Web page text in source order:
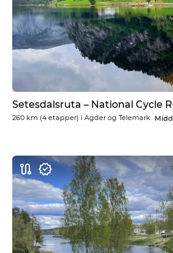
Setesdalsruta – National Cycle
260 km (4 etapper) i Agder og Telemark